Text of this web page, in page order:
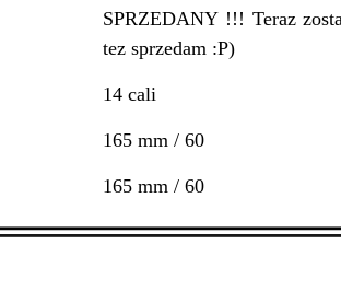
SPRZEDANY !!! Teraz
tez sprzedam :P)
14 cali
165 mm / 60
165 mm / 60